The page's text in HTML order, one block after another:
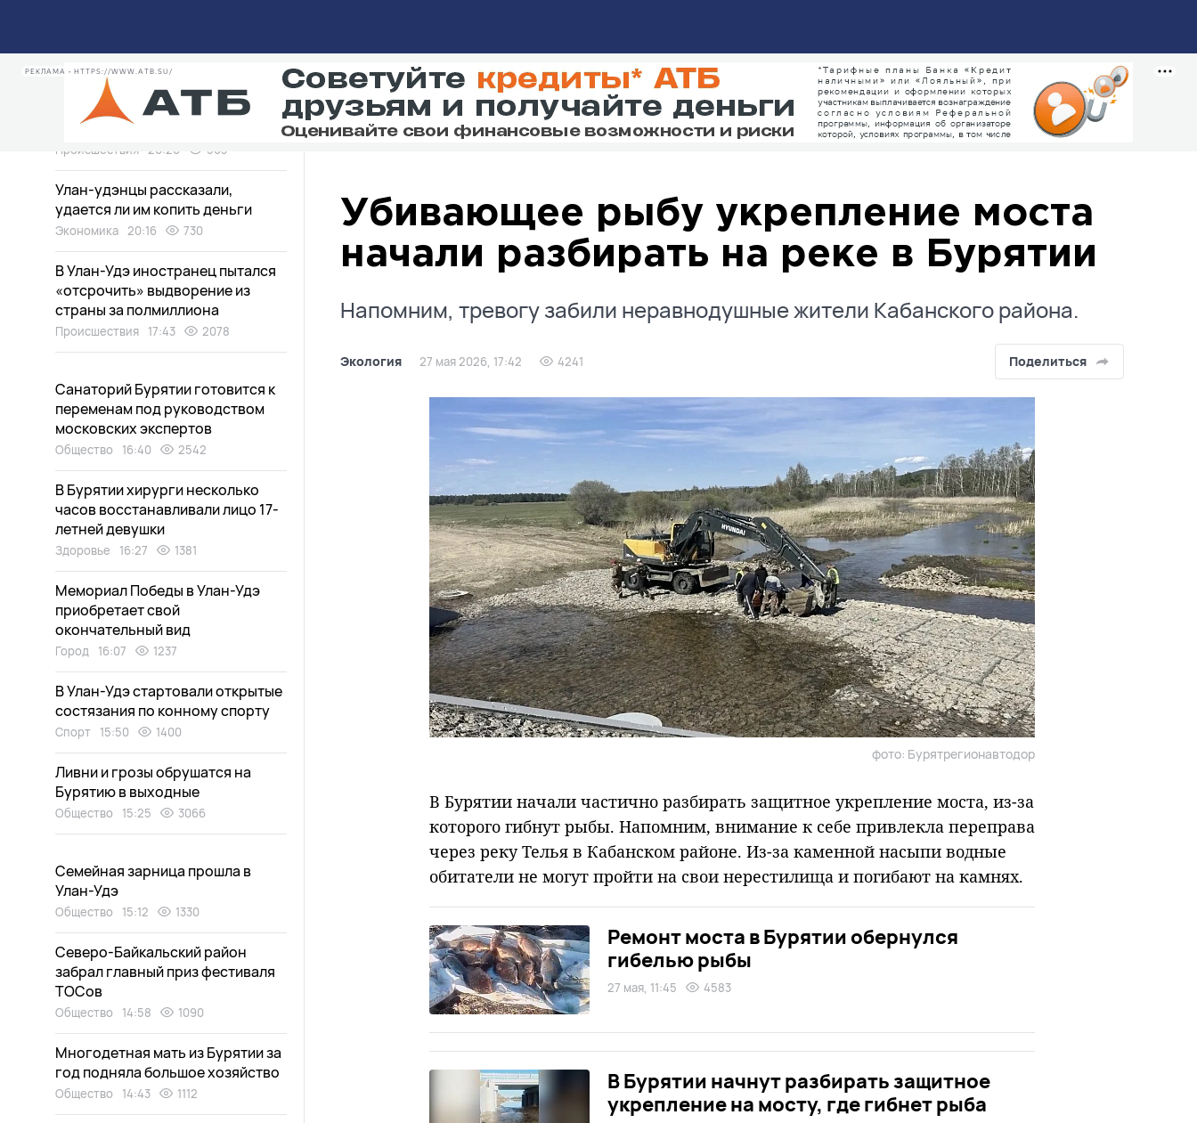
РЕКЛАМА • HTTPS://WWW.ATB.SU/
Убивающее рыбу укрепление моста
начали разбирать на реке в Бурятии
Напомним, тревогу забили неравнодушные жители Кабанского района.
Экология 27 мая 2026, 17:42 4241 Поделиться
фото: Бурятрегионавтодор
В Бурятии начали частично разбирать защитное укрепление моста, из-за
которого гибнут рыбы. Напомним, внимание к себе привлекла переправа
через реку Телья в Кабанском районе. Из-за каменной насыпи водные
обитатели не могут пройти на свои нерестилища и погибают на камнях.
Ремонт моста в Бурятии обернулся
гибелью рыбы
27 мая, 11:45 4583
В Бурятии начнут разбирать защитное
укрепление на мосту, где гибнет рыба
Выжившие в Иркутской области
пилоты находятся в
среднетяжелом состоянии
Происшествия 20:20 563
Улан-удэнцы рассказали,
удается ли им копить деньги
Экономика 20:16 730
В Улан-Удэ иностранец пытался
«отсрочить» выдворение из
страны за полмиллиона
Происшествия 17:43 2078
Санаторий Бурятии готовится к
переменам под руководством
московских экспертов
Общество 16:40 2542
В Бурятии хирурги несколько
часов восстанавливали лицо 17-
летней девушки
Здоровье 16:27 1381
Мемориал Победы в Улан-Удэ
приобретает свой
окончательный вид
Город 16:07 1237
В Улан-Удэ стартовали открытые
состязания по конному спорту
Спорт 15:50 1400
Ливни и грозы обрушатся на
Бурятию в выходные
Общество 15:25 3066
Семейная зарница прошла в
Улан-Удэ
Общество 15:12 1330
Северо-Байкальский район
забрал главный приз фестиваля
ТОСов
Общество 14:58 1090
Многодетная мать из Бурятии за
год подняла большое хозяйство
Общество 14:43 1112